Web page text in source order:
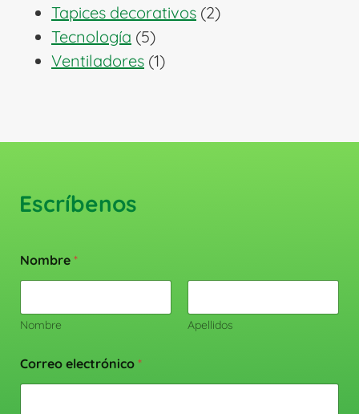
Tapices decorativos 22
Tecnología 55
productos
Ventiladores 11
Escríbenos
Nombre *
Nombre Apellidos
Correo electrónico *